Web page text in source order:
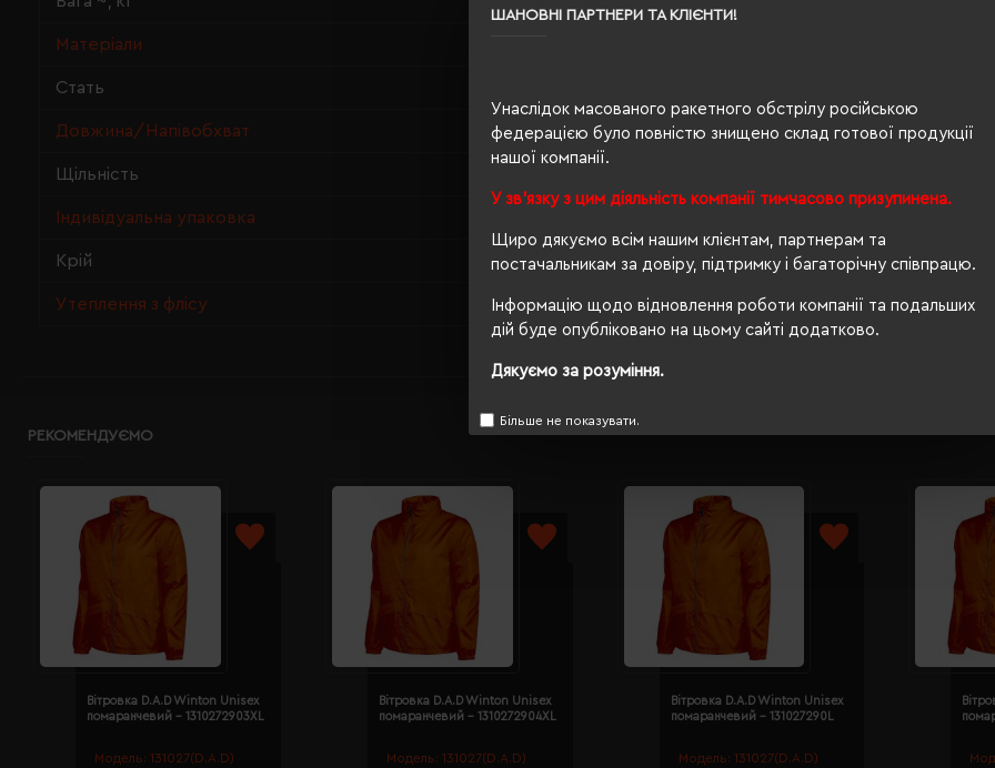
ШАНОВНІ ПАРТНЕРИ ТА КЛІЄНТИ!
Унаслідок масованого ракетного обстрілу російською
федерацією було повністю знищено склад готової продукції
нашої компанії.
У зв'язку з цим діяльність компанії тимчасово призупинена.
Щиро дякуємо всім нашим клієнтам, партнерам та
постачальникам за довіру, підтримку і багаторічну співпрацю.
Інформацію щодо відновлення роботи компанії та подальших
дій буде опубліковано на цьому сайті додатково.
Дякуємо за розуміння.
Більше не показувати.
Матеріали
Стать
Довжина/Напівобхват 68/47
Щільність
Індивідуальна упаковка
Крій прямий
Утеплення з флісу так
РЕКОМЕНДУЄМО
Модель: 131027(D.A.D)
Вітровка D.A.D Winton Unisex
помаранчевий - 1310272903XL
Модель: 131027(D.A.D)
Вітровка D.A.D Winton Unisex
помаранчевий - 1310272904XL
Модель: 131027(D.A.D)
Вітровка D.A.D Winton Unisex
помаранчевий - 131027290L